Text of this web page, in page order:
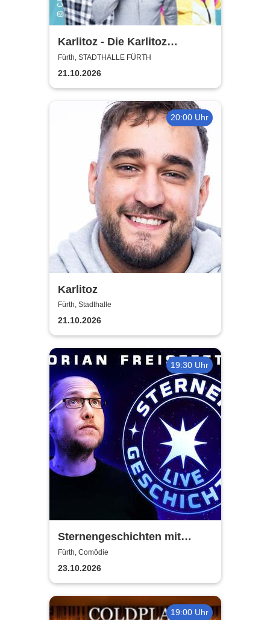
Karlitoz - Die Karlitoz
Supershow
Fürth, STADTHALLE FÜRTH
21.10.2026
20:00 Uhr
Karlitoz
Fürth, Stadthalle
21.10.2026
19:30 Uhr
Sternengeschichten mit
Florian Freistetter - Die
Geheimnisse des Universums
Fürth, Comödie
23.10.2026
19:00 Uhr